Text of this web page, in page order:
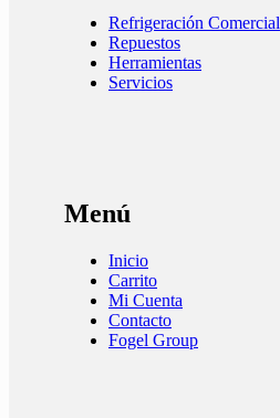
Refrigeración Comercial
Repuestos
Herramientas
Servicios
Menú
Inicio
Carrito
Mi Cuenta
Contacto
Fogel Group